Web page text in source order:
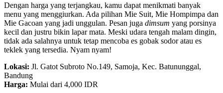
Dengan harga yang terjangkau, kamu dapat menikmati banyak
menu yang menggiurkan. Ada pilihan Mie Suit, Mie Hompimpa dan
Mie Gacoan yang jadi unggulan. Pesan juga dimsum yang porsinya
kecil dan justru bikin lapar mata. Meski udara tengah malam dingin,
tidak ada salahnya untuk tetap mencoba es gobak sodor atau es
teklek yang tersedia. Nyam nyam!
Lokasi: Jl. Gatot Subroto No.149, Samoja, Kec. Batununggal,
Bandung
Harga: Mulai dari 4,000 IDR